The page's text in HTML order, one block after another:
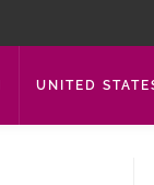
UNITED